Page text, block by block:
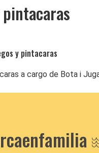
y pintacaras
a cargo de Bota i